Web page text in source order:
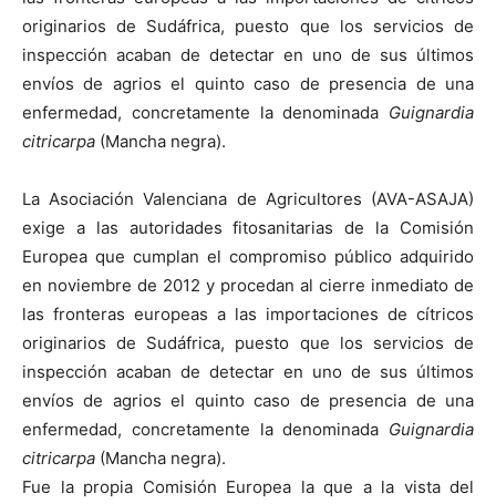
originarios de Sudáfrica, puesto que los servicios de
inspección acaban de detectar en uno de sus últimos
envíos de agrios el quinto caso de presencia de una
enfermedad, concretamente la denominada Guignardia
citricarpa (Mancha negra).
La Asociación Valenciana de Agricultores (AVA-ASAJA)
exige a las autoridades fitosanitarias de la Comisión
Europea que cumplan el compromiso público adquirido
en noviembre de 2012 y procedan al cierre inmediato de
las fronteras europeas a las importaciones de cítricos
originarios de Sudáfrica, puesto que los servicios de
inspección acaban de detectar en uno de sus últimos
envíos de agrios el quinto caso de presencia de una
enfermedad, concretamente la denominada Guignardia
citricarpa (Mancha negra).
Fue la propia Comisión Europea la que a la vista del